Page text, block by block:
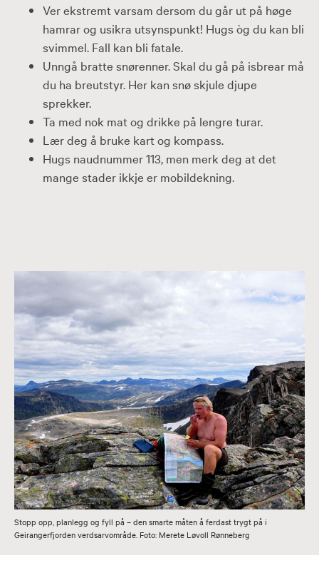
Ver ekstremt varsam dersom du går ut på høge
hamrar og usikra utsynspunkt! Hugs òg du kan bli
svimmel. Fall kan bli fatale.
Unngå bratte snørenner. Skal du gå på isbrear må
du ha breutstyr. Her kan snø skjule djupe
sprekker.
Ta med nok mat og drikke på lengre turar.
Lær deg å bruke kart og kompass.
Hugs naudnummer 113, men merk deg at det
mange stader ikkje er mobildekning.
Stopp opp, planlegg og fyll på – den smarte måten å ferdast trygt på i
Geirangerfjorden verdsarvområde. Foto: Merete Løvoll Rønneberg